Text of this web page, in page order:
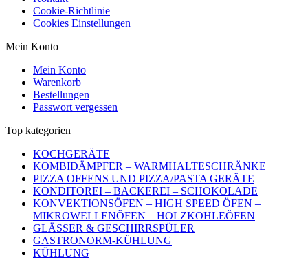
Cookie-Richtlinie
Cookies Einstellungen
Mein Konto
Mein Konto
Warenkorb
Bestellungen
Passwort vergessen
Top kategorien
KOCHGERÄTE
KOMBIDÄMPFER – WARMHALTESCHRÄNKE
PIZZA OFFENS UND PIZZA/PASTA GERÄTE
KONDITOREI – BACKEREI – SCHOKOLADE
KONVEKTIONSÖFEN – HIGH SPEED ÖFEN –
MIKROWELLENÖFEN – HOLZKOHLEÖFEN
GLÄSSER & GESCHIRRSPÜLER
GASTRONORM-KÜHLUNG
KÜHLUNG